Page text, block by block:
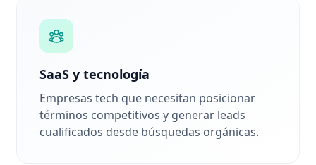
SaaS y tecnología
Empresas tech que necesitan posicionar
términos competitivos y generar leads
cualificados desde búsquedas orgánicas.